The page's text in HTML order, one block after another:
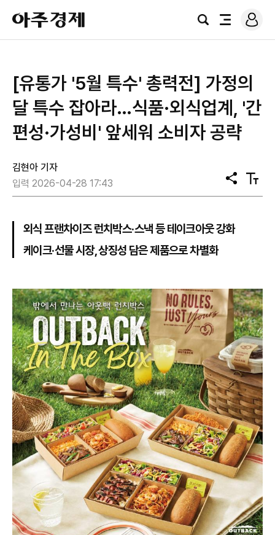
아
주
경
검
전
로
그
[유통가 '5월 특수' 총력전] 가정의
달 특수 잡아라…식품·외식업계, '간
편성·가성비' 앞세워 소비자 공략
김현아 기자
입력 2026-04-28 17:43
공
유
텍
스
외식 프랜차이즈 런치박스·스낵 등 테이크아웃 강화
케이크·선물 시장, 상징성 담은 제품으로 차별화